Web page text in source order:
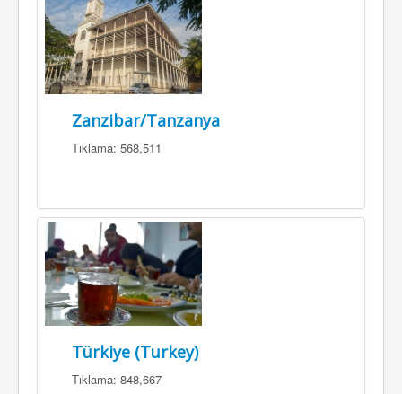
Zanzibar/Tanzanya
Tıklama: 568,511
Türkiye (Turkey)
Tıklama: 848,667